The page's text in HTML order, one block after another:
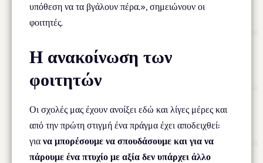
υπόθεση να τα βγάλουν πέρα.», σημειώνουν οι
φοιτητές.
Η ανακοίνωση των
φοιτητών
Οι σχολές μας έχουν ανοίξει εδώ και λίγες μέρες και
από την πρώτη στιγμή ένα πράγμα έχει αποδειχθεί:
για να μπορέσουμε να σπουδάσουμε και για να
πάρουμε ένα πτυχίο με αξία δεν υπάρχει άλλο